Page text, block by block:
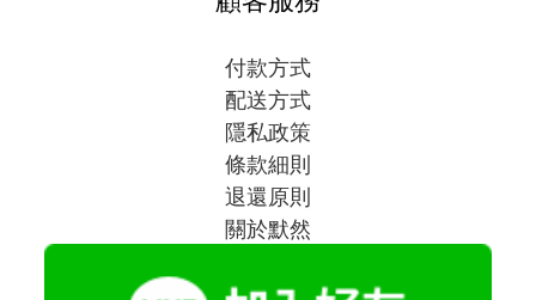
付款方式
配送方式
隱私政策
條款細則
退還原則
關於默然